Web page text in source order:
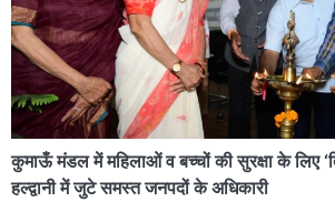
कुमाऊँ मंडल में महिलाओं व बच्चों की सुरक्षा के लिए
हल्द्वानी में जुटे समस्त जनपदों के अधिकारी